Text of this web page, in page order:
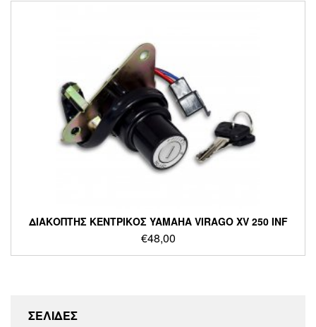
ΔΙΑΚΟΠΤΗΣ ΚΕΝΤΡΙΚΟΣ YAMAHA VIRAGO XV 250 INF
€48,00
ΣΕΛΙΔΕΣ